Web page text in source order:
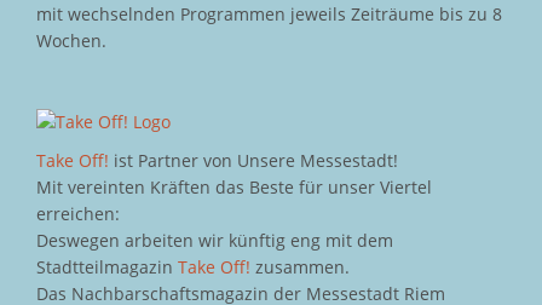
mit wechselnden Programmen jeweils Zeiträume bis zu 8
Wochen.
Take Off! ist Partner von Unsere Messestadt!
Mit vereinten Kräften das Beste für unser Viertel
erreichen:
Deswegen arbeiten wir künftig eng mit dem
Stadtteilmagazin Take Off! zusammen.
Das Nachbarschaftsmagazin der Messestadt Riem